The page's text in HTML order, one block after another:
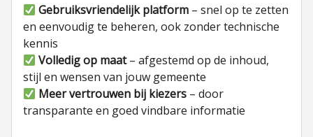
Gebruiksvriendelijk platform – snel op te zetten
en eenvoudig te beheren, ook zonder technische
kennis
Volledig op maat– afgestemd op de inhoud,
stijl en wensen van jouw gemeente
Meer vertrouwen bij kiezers – door
transparante en goed vindbare informatie